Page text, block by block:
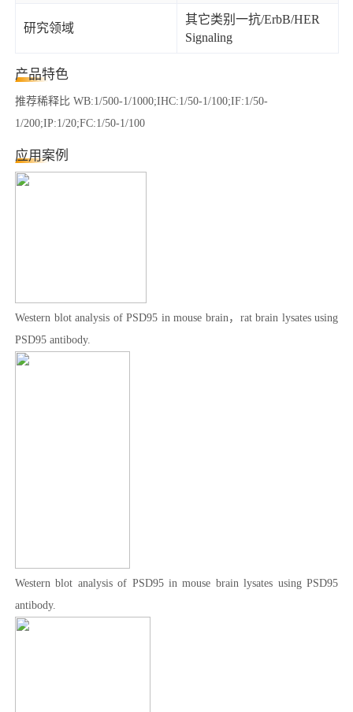
研究领域
其它类别一抗/ErbB/HER
Signaling
产品特色
推荐稀释比 WB:1/500-1/1000;IHC:1/50-1/100;IF:1/50-
1/200;IP:1/20;FC:1/50-1/100
应用案例
Western blot analysis of PSD95 in mouse brain，rat brain lysates using
PSD95 antibody.
Western blot analysis of PSD95 in mouse brain lysates using PSD95
antibody.